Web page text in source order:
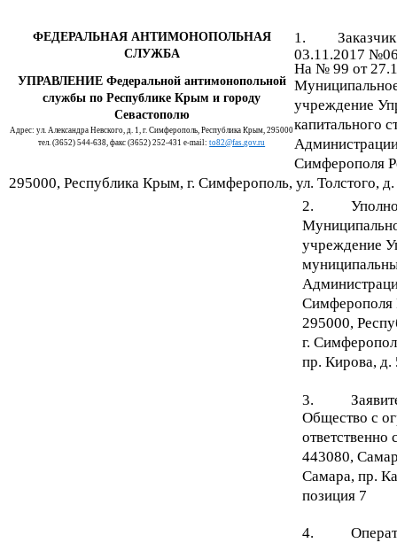
ФЕДЕРАЛЬНАЯ АНТИМОНОПОЛЬНАЯ
СЛУЖБА
УПРАВЛЕНИЕ Федеральной антимонопольной
службы по Республике Крым и городу
Севастополю
Адрес: ул. Александра Невского, д. 1, г. Симферополь, Республика Крым, 295000
тел. (3652) 544-638, факс (3652) 252-431e-mail:to82@fas.gov.ru
1.
03.11.2017
На № 99 от
учреждение
капитального
Симферополя
295000, Республика Крым, г. Симферополь, ул. Толстого,
2.
учреждение
Симферополя
295000,
г.
пр. Кирова, д.
3.
Общество с
443080,
Самара, пр.
позиция 7
4.